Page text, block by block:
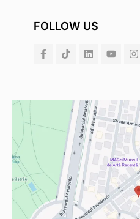
FOLLOW US